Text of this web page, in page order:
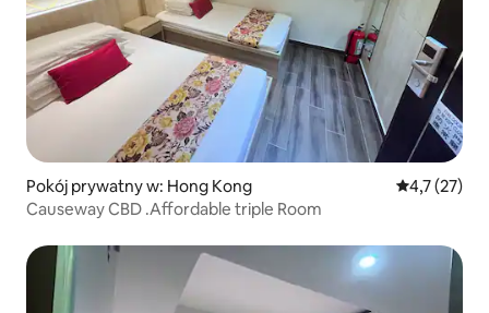
Pokój prywatny w: Hong Kong Średnia
4,7 (27)
Causeway CBD .Affordable triple Room